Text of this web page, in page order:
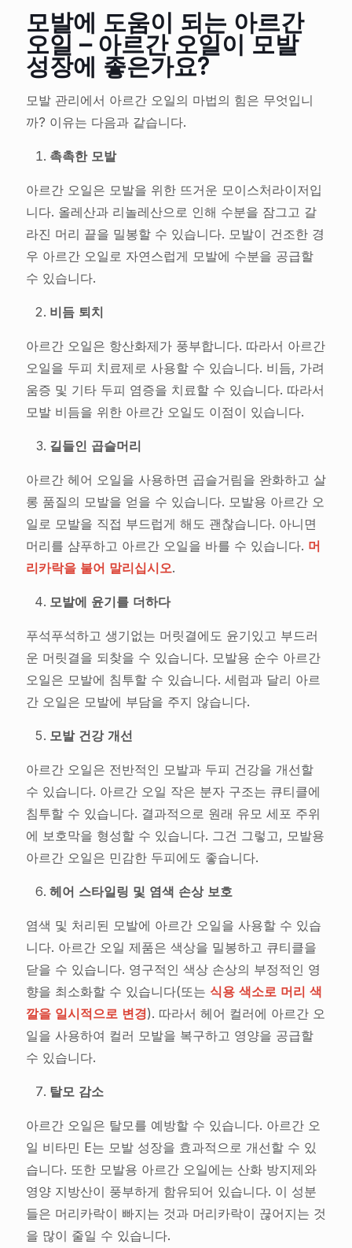
모발에 도움이 되는 아르간
오일 – 아르간 오일이 모발
성장에 좋은가요?
모발 관리에서 아르간 오일의 마법의 힘은 무엇입니
까? 이유는 다음과 같습니다.
촉촉한 모발
아르간 오일은 모발을 위한 뜨거운 모이스처라이저입
니다. 올레산과 리놀레산으로 인해 수분을 잠그고 갈
라진 머리 끝을 밀봉할 수 있습니다. 모발이 건조한 경
우 아르간 오일로 자연스럽게 모발에 수분을 공급할
수 있습니다.
비듬 퇴치
아르간 오일은 항산화제가 풍부합니다. 따라서 아르간
오일을 두피 치료제로 사용할 수 있습니다. 비듬, 가려
움증 및 기타 두피 염증을 치료할 수 있습니다. 따라서
모발 비듬을 위한 아르간 오일도 이점이 있습니다.
길들인 곱슬머리
아르간 헤어 오일을 사용하면 곱슬거림을 완화하고 살
롱 품질의 모발을 얻을 수 있습니다. 모발용 아르간 오
일로 모발을 직접 부드럽게 해도 괜찮습니다. 아니면
머리를 샴푸하고 아르간 오일을 바를 수 있습니다. 머
리카락을 불어 말리십시오.
모발에 윤기를 더하다
푸석푸석하고 생기없는 머릿결에도 윤기있고 부드러
운 머릿결을 되찾을 수 있습니다. 모발용 순수 아르간
오일은 모발에 침투할 수 있습니다. 세럼과 달리 아르
간 오일은 모발에 부담을 주지 않습니다.
모발 건강 개선
아르간 오일은 전반적인 모발과 두피 건강을 개선할
수 있습니다. 아르간 오일 작은 분자 구조는 큐티클에
침투할 수 있습니다. 결과적으로 원래 유모 세포 주위
에 보호막을 형성할 수 있습니다. 그건 그렇고, 모발용
아르간 오일은 민감한 두피에도 좋습니다.
헤어 스타일링 및 염색 손상 보호
염색 및 처리된 모발에 아르간 오일을 사용할 수 있습
니다. 아르간 오일 제품은 색상을 밀봉하고 큐티클을
닫을 수 있습니다. 영구적인 색상 손상의 부정적인 영
향을 최소화할 수 있습니다(또는 식용 색소로 머리 색
깔을 일시적으로 변경). 따라서 헤어 컬러에 아르간 오
일을 사용하여 컬러 모발을 복구하고 영양을 공급할
수 있습니다.
탈모 감소
아르간 오일은 탈모를 예방할 수 있습니다. 아르간 오
일 비타민 E는 모발 성장을 효과적으로 개선할 수 있
습니다. 또한 모발용 아르간 오일에는 산화 방지제와
영양 지방산이 풍부하게 함유되어 있습니다. 이 성분
들은 머리카락이 빠지는 것과 머리카락이 끊어지는 것
을 많이 줄일 수 있습니다.